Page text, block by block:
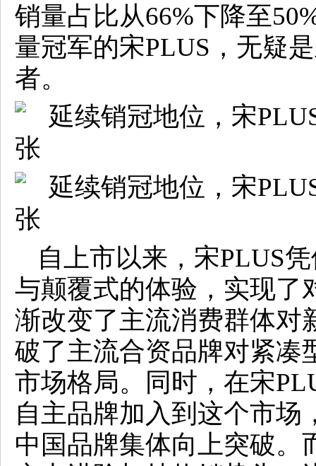
销量占比从66%下降至
量冠军的宋PLUS，无疑
者。
自上市以来，宋PLUS
与颠覆式的体验，实现了
渐改变了主流消费群体对
破了主流合资品牌对紧凑
市场格局。同时，在宋
自主品牌加入到这个市场
中国品牌集体向上突破。